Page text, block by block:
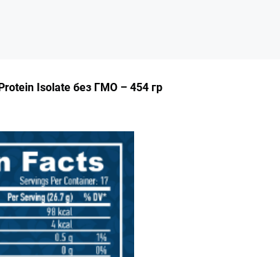
Isolate без ГМО – 454 гр